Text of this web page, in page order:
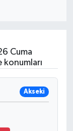
Cuma
Akseki